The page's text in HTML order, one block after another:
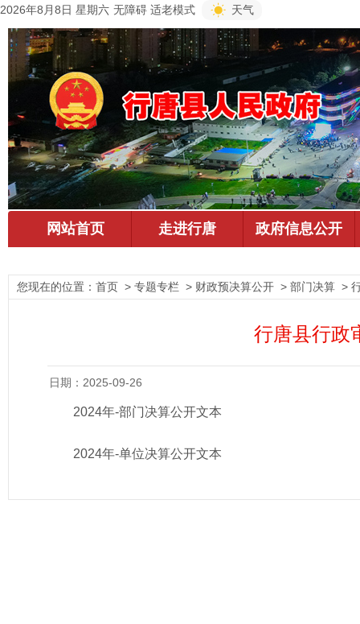
2026年8月8日 星期六 无障碍 适老模式 天气
您现在的位置： 首页 > 专题专栏 > 财政预决算公开 > 部门决算 >
行唐县行政
日期：2025-09-26
2024年-部门决算公开文本
2024年-单位决算公开文本